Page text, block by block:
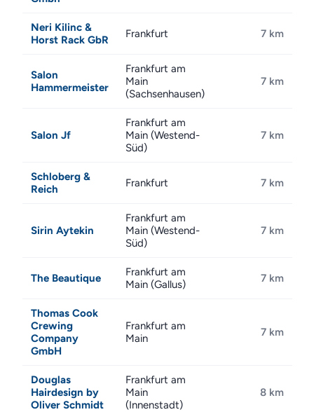
Neri Kilinc &
Horst Rack GbR
Frankfurt 7 km
Salon
Hammermeister
Frankfurt am
Main
(Sachsenhausen)
7 km
Salon Jf
Frankfurt am
Main (Westend-
Süd)
7 km
Schloberg &
Reich
Frankfurt 7 km
Sirin Aytekin
Frankfurt am
Main (Westend-
Süd)
7 km
The Beautique
Frankfurt am
Main (Gallus)
7 km
Thomas Cook
Crewing
Company
GmbH
Frankfurt am
Main
7 km
Douglas
Hairdesign by
Oliver Schmidt
Frankfurt am
Main
(Innenstadt)
8 km